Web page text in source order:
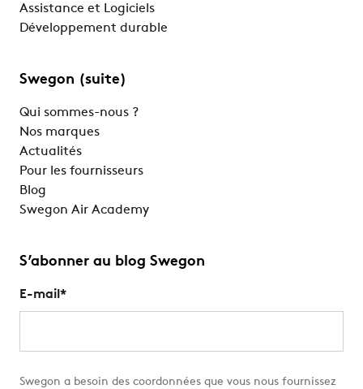
Assistance et Logiciels
Développement durable
Swegon (suite)
Qui sommes-nous ?
Nos marques
Actualités
Pour les fournisseurs
Blog
Swegon Air Academy
S’abonner au blog Swegon
E-mail *
Swegon a besoin des coordonnées que vous nous fournissez